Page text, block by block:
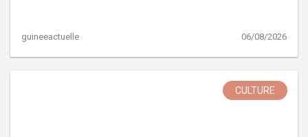
guineeactuelle 06/08/2026
CULTURE